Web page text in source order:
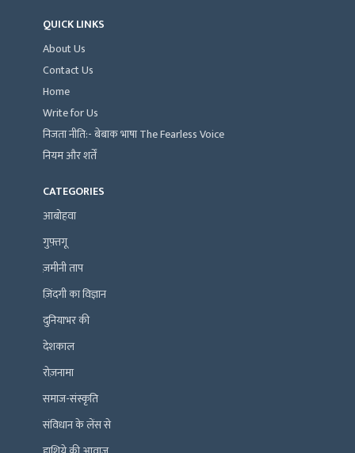
QUICK LINKS
About Us
Contact Us
Home
Write for Us
निजता नीति:- बेबाक भाषा The Fearless Voice
नियम और शर्तें
CATEGORIES
आबोहवा
गुफ़्तगू
ज़मीनी ताप
ज़िंदगी का विज्ञान
दुनियाभर की
देशकाल
रोज़नामा
समाज-संस्कृति
संविधान के लेंस से